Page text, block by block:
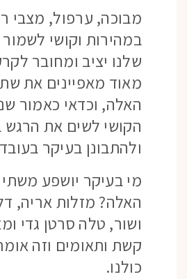
מבוכה, ערפול, מצבי
במהירות וקושי
שלנו יציב ומחובר
מאוד מאפיינים את
האלה, וכדאי כאמור
הקושי לשים את הרגש
ולהתבונן בעיקר
מי בעיקר יושפע משתי
האלה? מזלות אריה,
ושור, טלה סרטן גדי
קשת ותאומים וזה
כולנו.